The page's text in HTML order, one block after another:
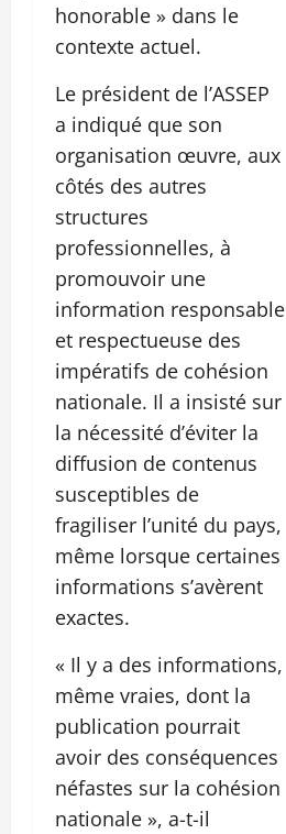
honorable » dans le
contexte actuel.
Le président de l’ASSEP
a indiqué que son
organisation œuvre, aux
côtés des autres
structures
professionnelles, à
promouvoir une
information responsable
et respectueuse des
impératifs de cohésion
nationale. Il a insisté sur
la nécessité d’éviter la
diffusion de contenus
susceptibles de
fragiliser l’unité du pays,
même lorsque certaines
informations s’avèrent
exactes.
« Il y a des informations,
même vraies, dont la
publication pourrait
avoir des conséquences
néfastes sur la cohésion
nationale », a-t-il